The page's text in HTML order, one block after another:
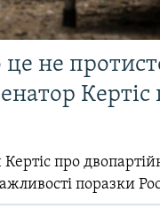
не
Кертіс
про
поразки